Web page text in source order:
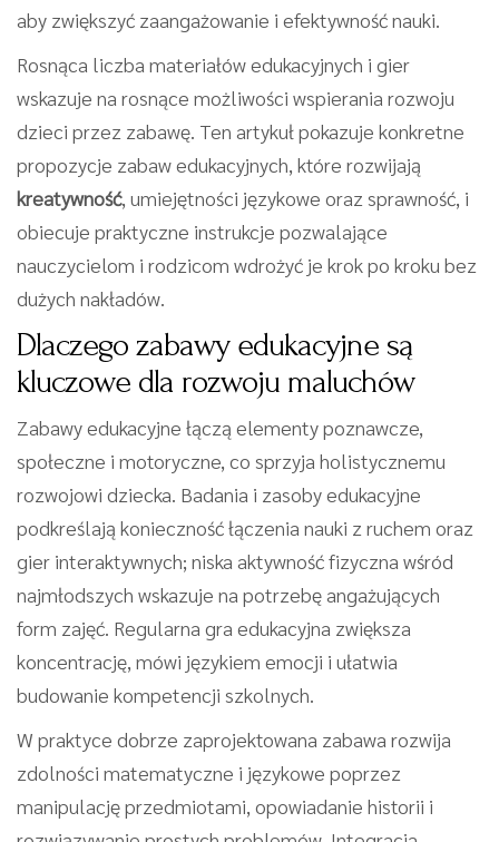
aby zwiększyć zaangażowanie i efektywność nauki.
Rosnąca liczba materiałów edukacyjnych i gier
wskazuje na rosnące możliwości wspierania rozwoju
dzieci przez zabawę. Ten artykuł pokazuje konkretne
propozycje zabaw edukacyjnych, które rozwijają
kreatywność, umiejętności językowe oraz sprawność, i
obiecuje praktyczne instrukcje pozwalające
nauczycielom i rodzicom wdrożyć je krok po kroku bez
dużych nakładów.
Dlaczego zabawy edukacyjne są
kluczowe dla rozwoju maluchów
Zabawy edukacyjne łączą elementy poznawcze,
społeczne i motoryczne, co sprzyja holistycznemu
rozwojowi dziecka. Badania i zasoby edukacyjne
podkreślają konieczność łączenia nauki z ruchem oraz
gier interaktywnych; niska aktywność fizyczna wśród
najmłodszych wskazuje na potrzebę angażujących
form zajęć. Regularna gra edukacyjna zwiększa
koncentrację, mówi językiem emocji i ułatwia
budowanie kompetencji szkolnych.
W praktyce dobrze zaprojektowana zabawa rozwija
zdolności matematyczne i językowe poprzez
manipulację przedmiotami, opowiadanie historii i